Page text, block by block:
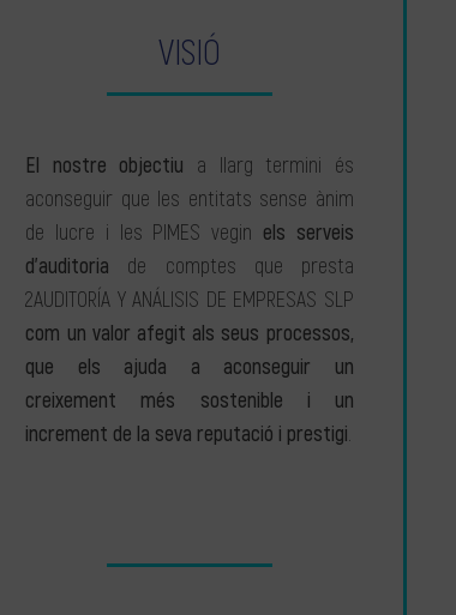
VISIÓ
El nostre objectiu a llarg termini és
aconseguir que les entitats sense ànim
de lucre i les PIMES vegin els serveis
d’auditoria de comptes que presta
2AUDITORÍA Y ANÁLISIS DE EMPRESAS SLP
com un valor afegit als seus processos,
que els ajuda a aconseguir un
creixement més sostenible i un
increment de la seva reputació i prestigi.